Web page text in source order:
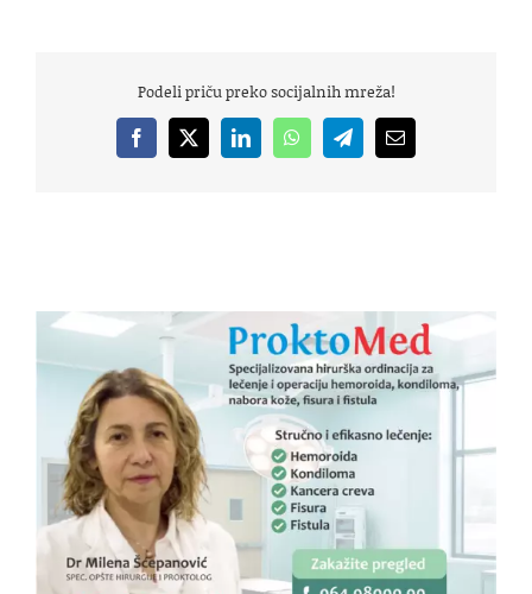
Podeli priču preko socijalnih mreža!
Facebook
X LinkedInWhatsAppTelegramEmail